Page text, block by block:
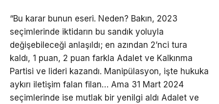
“Bu karar bunun eseri. Neden? Bakın, 2023
seçimlerinde iktidarın bu sandık yoluyla
değişebileceği anlaşıldı; en azından 2’nci tura
kaldı, 1 puan, 2 puan farkla Adalet ve Kalkınma
Partisi ve lideri kazandı. Manipülasyon, işte hukuka
aykırı iletişim falan filan… Ama 31 Mart 2024
seçimlerinde ise mutlak bir yenilgi aldı Adalet ve